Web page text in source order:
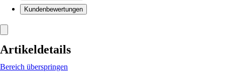
Kundenbewertungen
Artikeldetails
Bereich überspringen